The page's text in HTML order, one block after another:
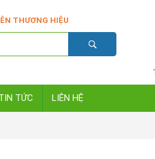
THƯƠNG HIỆU
TỨC LIÊN HỆ